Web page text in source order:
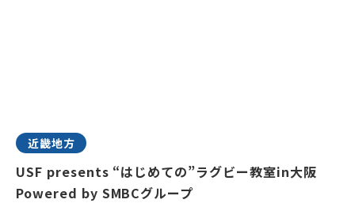
近畿地方
USF presents “はじめての”ラグビー教室in大阪
Powered by SMBCグループ